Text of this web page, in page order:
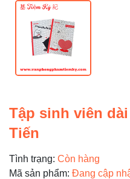
Tập sinh viên
Tiến
Tình trạng: Còn hàng
Mã sản phẩm: Đang cập